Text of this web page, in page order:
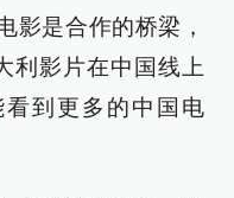
影是合作的桥梁，
利影片在中国线上
到更多的中国电